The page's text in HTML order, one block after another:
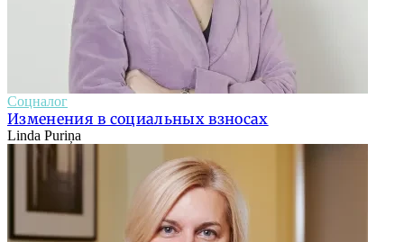
Соцналог
Изменения в социальных взносах
Linda Puriņa